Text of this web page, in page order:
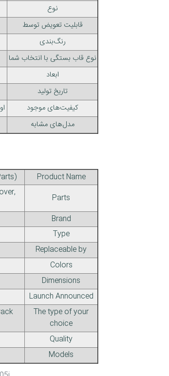
نوع
قابلیت تعویض توسط
رنگ‌بندی
نوع قاب بستگی با انتخاب شما
ابعاد
تاریخ تولید
کیفیت‌های موجود
مدل‌های مشابه
Product Name
Parts
Brand
Type
Replaceable by
Colors
Dimensions
Launch Announced
The type of your
choice
Quality
Models